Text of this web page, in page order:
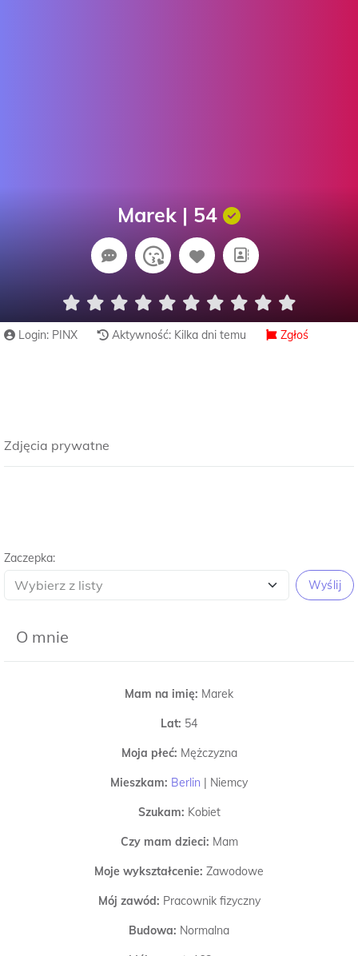
Marek | 54
Login: PINX Aktywność: Kilka dni temu Zgłoś
Zdjęcia prywatne
Zaczepka:
Wyślij
O mnie
Mam na imię: Marek
Lat: 54
Moja płeć: Mężczyzna
Mieszkam: Berlin Niemcy
Szukam: Kobiet
Czy mam dzieci: Mam
Moje wykształcenie: Zawodowe
Mój zawód: Pracownik fizyczny
Budowa: Normalna